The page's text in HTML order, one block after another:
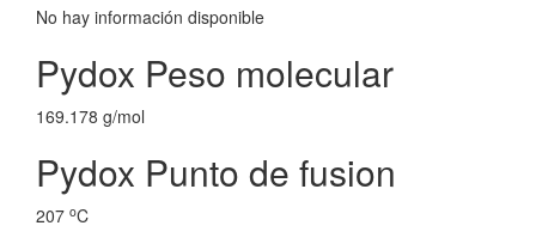
No hay información disponible
Pydox Peso molecular
169.178 g/mol
Pydox Punto de fusion
207 oC